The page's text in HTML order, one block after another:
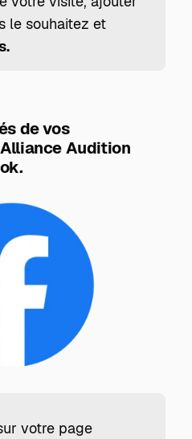
le souhaitez et
de vos
Audition
votre page